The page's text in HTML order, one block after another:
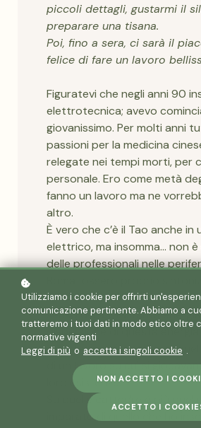
piccoli dettagli, gustarmi il
preparare una tisana.
Poi, fino a sera, ci sarà il
felice di fare un lavoro
Figuratevi che negli anni 90
elettrotecnica; avevo
giovanissimo. Per molti anni
passioni per la medicina
relegate nei tempi morti, per
personale. Ero come metà
fanno un lavoro ma ne
altro.
È vero che c’è il Tao anche in
elettrico, ma insomma… non è
delle professionali nelle
io sintonizzarmi con loro,
senso della vita: tanta
dispersione di questa energia
grandissimo rispetto per
di un lavoro su cui si
loro esistenze.
Su quelle cattedre è più
imparato di quello che ho
Utilizziamo i cookie per offrirti
comunicazione pertinente. Abbiamo a
tratteremo i tuoi dati in modo etico oltre
normative vigenti
Leggi di più o accetta i singoli cookie .
NON ACCETTO I
ACCETTO I